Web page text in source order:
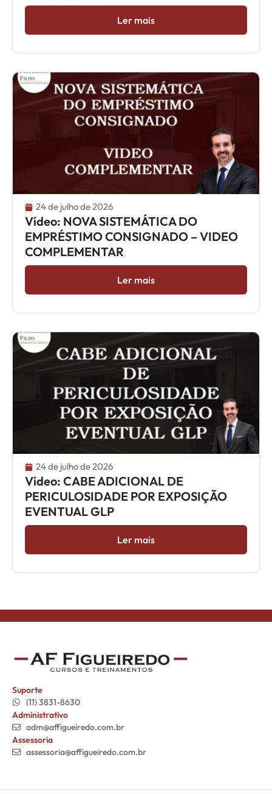
Ler mais
24 de julho de 2026
Vídeo: NOVA SISTEMÁTICA DO
EMPRÉSTIMO CONSIGNADO – VIDEO
COMPLEMENTAR
Ler mais
24 de julho de 2026
Vídeo: CABE ADICIONAL DE
PERICULOSIDADE POR EXPOSIÇÃO
EVENTUAL GLP
Ler mais
Suporte
(11) 3831-8630
Administrativo
adm@affigueiredo.com.br
Assessoria
assessoria@affigueiredo.com.br